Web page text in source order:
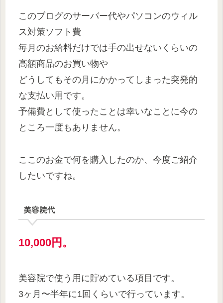
このブログのサーバー代やパソコンのウィル
ス対策ソフト費
毎月のお給料だけでは手の出せないくらいの
高額商品のお買い物や
どうしてもその月にかかってしまった突発的
な支払い用です。
予備費として使ったことは幸いなことに今の
ところ一度もありません。
ここのお金で何を購入したのか、今度ご紹介
したいですね。
美容院代
10,000円。
美容院で使う用に貯めている項目です。
3ヶ月〜半年に1回くらいで行っています。